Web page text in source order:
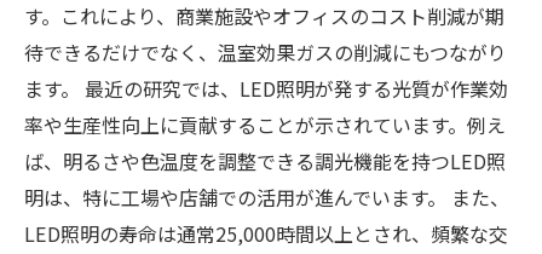
す。これにより、商業施設やオフィスのコスト削減が期
待できるだけでなく、温室効果ガスの削減にもつながり
ます。 最近の研究では、LED照明が発する光質が作業効
率や生産性向上に貢献することが示されています。例え
ば、明るさや色温度を調整できる調光機能を持つLED照
明は、特に工場や店舗での活用が進んでいます。 また、
LED照明の寿命は通常25,000時間以上とされ、頻繁な交